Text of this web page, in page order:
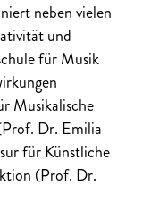
neben vielen
und
für Musik
Musikalische
Dr. Emilia
für Künstliche
(Prof. Dr.